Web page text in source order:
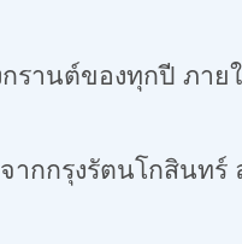
องทุกปี ภายใน
ตนโกสินทร์ ลา